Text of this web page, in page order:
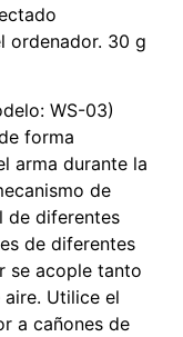
ordenador. 30 g
WS-03)
forma
arma durante la
de
de diferentes
de diferentes
se acople tanto
Utilice el
a cañones de